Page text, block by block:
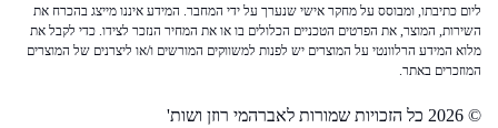
ליום כתיבתו, ומבוסס על מחקר אישי שנערך על ידי המחבר. המידע איננו מייצג בהכרח את
השירות, המוצר, את הפרטים הטכניים הכלולים בו או את המחיר הנזכר לצידו. כדי לקבל את
מלוא המידע הרלוונטי על המוצרים יש לפנות למשווקים המורשים ו/או ליצרנים של המוצרים
המוזכרים באתר.
© 2026 כל הזכויות שמורות לאברהמי רוזן ושות'